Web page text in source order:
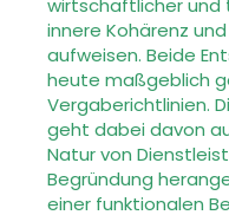
wirtschaftlicher und
innere Kohärenz
aufweisen. Beide
heute maßgeblich
Vergaberichtlinien.
geht dabei davon
Naturvon
Begründung
einer funktionalen